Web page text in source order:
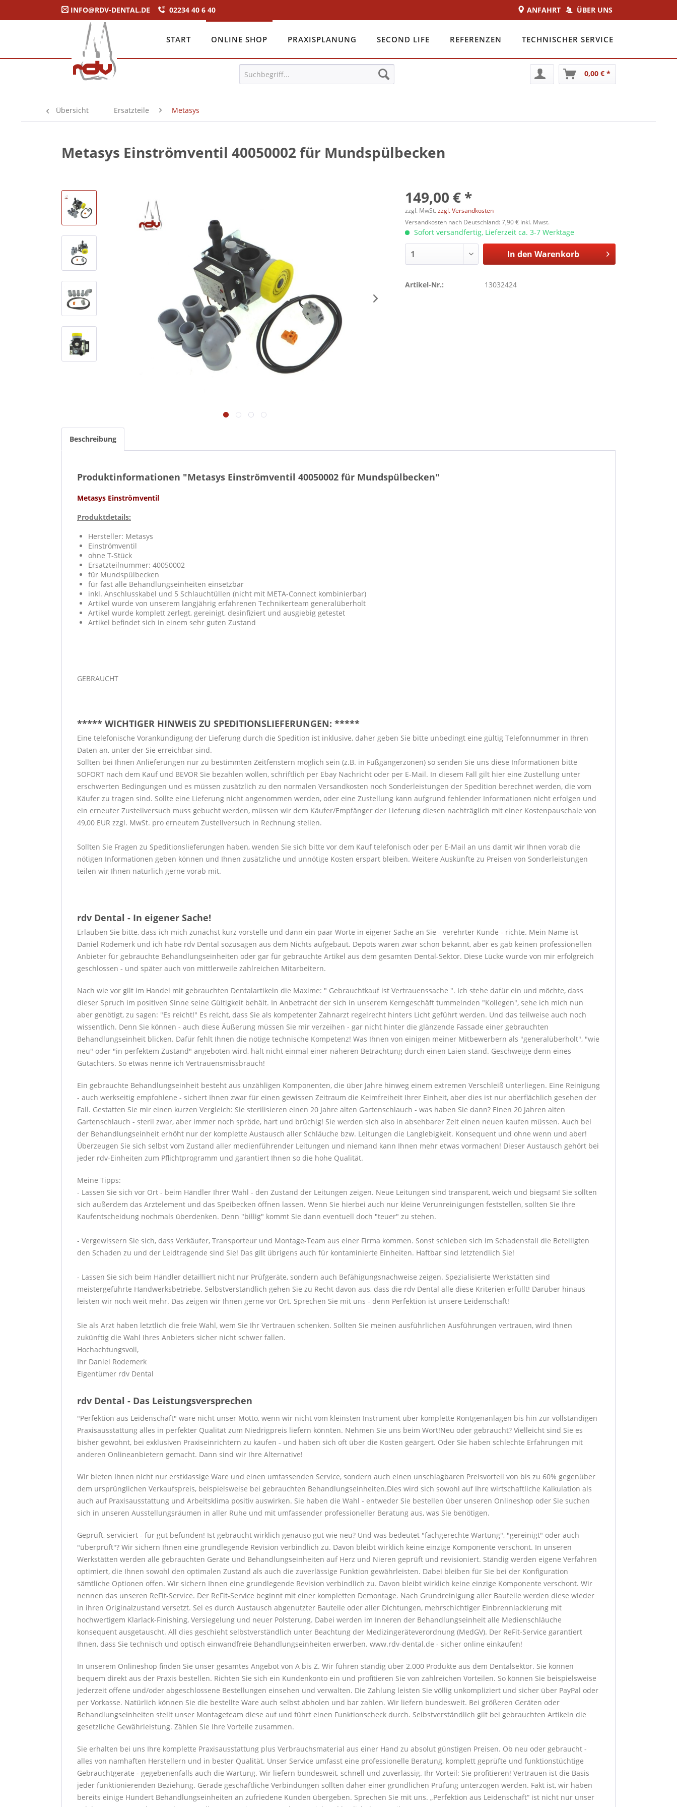
INFO@RDV-DENTAL.DE 02234 40 6 40 ÜBER UNS
ANFAHRT
START ONLINE SHOP PRAXISPLANUNG SECOND LIFE REFERENZEN TECHNISCHER SERVICE
0,00 € *
Übersicht Ersatzteile Metasys
Metasys Einströmventil 40050002 für Mundspülbecken
149,00 € *
zzgl. MwSt. zzgl. Versandkosten
Versandkosten nach Deutschland: 7,90 € inkl. Mwst.
Sofort versandfertig, Lieferzeit ca. 3-7 Werktage
In den Warenkorb
Artikel-Nr.: 13032424
Beschreibung
Produktinformationen "Metasys Einströmventil 40050002 für Mundspülbecken"
Metasys Einströmventil
Produktdetails:
Hersteller: Metasys
Einströmventil
ohne T-Stück
Ersatzteilnummer: 40050002
für Mundspülbecken
für fast alle Behandlungseinheiten einsetzbar
inkl. Anschlusskabel und 5 Schlauchtüllen (nicht mit META-Connect kombinierbar)
Artikel wurde von unserem langjährig erfahrenen Technikerteam generalüberholt
Artikel wurde komplett zerlegt, gereinigt, desinfiziert und ausgiebig getestet
Artikel befindet sich in einem sehr guten Zustand
GEBRAUCHT
***** WICHTIGER HINWEIS ZU SPEDITIONSLIEFERUNGEN: *****
Eine telefonische Vorankündigung der Lieferung durch die Spedition ist inklusive, daher geben Sie bitte unbedingt eine gültig Telefonnummer in Ihren
Daten an, unter der Sie erreichbar sind.
Sollten bei Ihnen Anlieferungen nur zu bestimmten Zeitfenstern möglich sein (z.B. in Fußgängerzonen) so senden Sie uns diese Informationen bitte
SOFORT nach dem Kauf und BEVOR Sie bezahlen wollen, schriftlich per Ebay Nachricht oder per E-Mail. In diesem Fall gilt hier eine Zustellung unter
erschwerten Bedingungen und es müssen zusätzlich zu den normalen Versandkosten noch Sonderleistungen der Spedition berechnet werden, die vom
Käufer zu tragen sind. Sollte eine Lieferung nicht angenommen werden, oder eine Zustellung kann aufgrund fehlender Informationen nicht erfolgen und
ein erneuter Zustellversuch muss gebucht werden, müssen wir dem Käufer/Empfänger der Lieferung diesen nachträglich mit einer Kostenpauschale von
49,00 EUR zzgl. MwSt. pro erneutem Zustellversuch in Rechnung stellen.
Sollten Sie Fragen zu Speditionslieferungen haben, wenden Sie sich bitte vor dem Kauf telefonisch oder per E-Mail an uns damit wir Ihnen vorab die
nötigen Informationen geben können und Ihnen zusätzliche und unnötige Kosten erspart bleiben. Weitere Auskünfte zu Preisen von Sonderleistungen
teilen wir Ihnen natürlich gerne vorab mit.
rdv Dental - In eigener Sache!
Erlauben Sie bitte, dass ich mich zunächst kurz vorstelle und dann ein paar Worte in eigener Sache an Sie - verehrter Kunde - richte. Mein Name ist
Daniel Rodemerk und ich habe rdv Dental sozusagen aus dem Nichts aufgebaut. Depots waren zwar schon bekannt, aber es gab keinen professionellen
Anbieter für gebrauchte Behandlungseinheiten oder gar für gebrauchte Artikel aus dem gesamten Dental-Sektor. Diese Lücke wurde von mir erfolgreich
geschlossen - und später auch von mittlerweile zahlreichen Mitarbeitern.
Nach wie vor gilt im Handel mit gebrauchten Dentalartikeln die Maxime: " Gebrauchtkauf ist Vertrauenssache ". Ich stehe dafür ein und möchte, dass
dieser Spruch im positiven Sinne seine Gültigkeit behält. In Anbetracht der sich in unserem Kerngeschäft tummelnden "Kollegen", sehe ich mich nun
aber genötigt, zu sagen: "Es reicht!" Es reicht, dass Sie als kompetenter Zahnarzt regelrecht hinters Licht geführt werden. Und das teilweise auch noch
wissentlich. Denn Sie können - auch diese Äußerung müssen Sie mir verzeihen - gar nicht hinter die glänzende Fassade einer gebrauchten
Behandlungseinheit blicken. Dafür fehlt Ihnen die nötige technische Kompetenz! Was Ihnen von einigen meiner Mitbewerbern als "generalüberholt", "wie
neu" oder "in perfektem Zustand" angeboten wird, hält nicht einmal einer näheren Betrachtung durch einen Laien stand. Geschweige denn eines
Gutachters. So etwas nenne ich Vertrauensmissbrauch!
Ein gebrauchte Behandlungseinheit besteht aus unzähligen Komponenten, die über Jahre hinweg einem extremen Verschleiß unterliegen. Eine Reinigung
- auch werkseitig empfohlene - sichert Ihnen zwar für einen gewissen Zeitraum die Keimfreiheit Ihrer Einheit, aber dies ist nur oberflächlich gesehen der
Fall. Gestatten Sie mir einen kurzen Vergleich: Sie sterilisieren einen 20 Jahre alten Gartenschlauch - was haben Sie dann? Einen 20 Jahren alten
Gartenschlauch - steril zwar, aber immer noch spröde, hart und brüchig! Sie werden sich also in absehbarer Zeit einen neuen kaufen müssen. Auch bei
der Behandlungseinheit erhöht nur der komplette Austausch aller Schläuche bzw. Leitungen die Langlebigkeit. Konsequent und ohne wenn und aber!
Überzeugen Sie sich selbst vom Zustand aller medienführender Leitungen und niemand kann Ihnen mehr etwas vormachen! Dieser Austausch gehört bei
jeder rdv-Einheiten zum Pflichtprogramm und garantiert Ihnen so die hohe Qualität.
Meine Tipps:
- Lassen Sie sich vor Ort - beim Händler Ihrer Wahl - den Zustand der Leitungen zeigen. Neue Leitungen sind transparent, weich und biegsam! Sie sollten
sich außerdem das Arztelement und das Speibecken öffnen lassen. Wenn Sie hierbei auch nur kleine Verunreinigungen feststellen, sollten Sie Ihre
Kaufentscheidung nochmals überdenken. Denn "billig" kommt Sie dann eventuell doch "teuer" zu stehen.
- Vergewissern Sie sich, dass Verkäufer, Transporteur und Montage-Team aus einer Firma kommen. Sonst schieben sich im Schadensfall die Beteiligten
den Schaden zu und der Leidtragende sind Sie! Das gilt übrigens auch für kontaminierte Einheiten. Haftbar sind letztendlich Sie!
- Lassen Sie sich beim Händler detailliert nicht nur Prüfgeräte, sondern auch Befähigungsnachweise zeigen. Spezialisierte Werkstätten sind
meistergeführte Handwerksbetriebe. Selbstverständlich gehen Sie zu Recht davon aus, dass die rdv Dental alle diese Kriterien erfüllt! Darüber hinaus
leisten wir noch weit mehr. Das zeigen wir Ihnen gerne vor Ort. Sprechen Sie mit uns - denn Perfektion ist unsere Leidenschaft!
Sie als Arzt haben letztlich die freie Wahl, wem Sie Ihr Vertrauen schenken. Sollten Sie meinen ausführlichen Ausführungen vertrauen, wird Ihnen
zukünftig die Wahl Ihres Anbieters sicher nicht schwer fallen.
Hochachtungsvoll,
Ihr Daniel Rodemerk
Eigentümer rdv Dental
rdv Dental - Das Leistungsversprechen
"Perfektion aus Leidenschaft" wäre nicht unser Motto, wenn wir nicht vom kleinsten Instrument über komplette Röntgenanlagen bis hin zur vollständigen
Praxisausstattung alles in perfekter Qualität zum Niedrigpreis liefern könnten. Nehmen Sie uns beim Wort!Neu oder gebraucht? Vielleicht sind Sie es
bisher gewohnt, bei exklusiven Praxiseinrichtern zu kaufen - und haben sich oft über die Kosten geärgert. Oder Sie haben schlechte Erfahrungen mit
anderen Onlineanbietern gemacht. Dann sind wir Ihre Alternative!
Wir bieten Ihnen nicht nur erstklassige Ware und einen umfassenden Service, sondern auch einen unschlagbaren Preisvorteil von bis zu 60% gegenüber
dem ursprünglichen Verkaufspreis, beispielsweise bei gebrauchten Behandlungseinheiten.Dies wird sich sowohl auf Ihre wirtschaftliche Kalkulation als
auch auf Praxisausstattung und Arbeitsklima positiv auswirken. Sie haben die Wahl - entweder Sie bestellen über unseren Onlineshop oder Sie suchen
sich in unseren Ausstellungsräumen in aller Ruhe und mit umfassender professioneller Beratung aus, was Sie benötigen.
Geprüft, serviciert - für gut befunden! Ist gebraucht wirklich genauso gut wie neu? Und was bedeutet "fachgerechte Wartung", "gereinigt" oder auch
"überprüft"? Wir sichern Ihnen eine grundlegende Revision verbindlich zu. Davon bleibt wirklich keine einzige Komponente verschont. In unseren
Werkstätten werden alle gebrauchten Geräte und Behandlungseinheiten auf Herz und Nieren geprüft und revisioniert. Ständig werden eigene Verfahren
optimiert, die Ihnen sowohl den optimalen Zustand als auch die zuverlässige Funktion gewährleisten. Dabei bleiben für Sie bei der Konfiguration
sämtliche Optionen offen. Wir sichern Ihnen eine grundlegende Revision verbindlich zu. Davon bleibt wirklich keine einzige Komponente verschont. Wir
nennen das unseren ReFit-Service. Der ReFit-Service beginnt mit einer kompletten Demontage. Nach Grundreinigung aller Bauteile werden diese wieder
in ihren Originalzustand versetzt. Sei es durch Austausch abgenutzter Bauteile oder aller Dichtungen, mehrschichtiger Einbrennlackierung mit
hochwertigem Klarlack-Finishing, Versiegelung und neuer Polsterung. Dabei werden im Inneren der Behandlungseinheit alle Medienschläuche
konsequent ausgetauscht. All dies geschieht selbstverständlich unter Beachtung der Medizingeräteverordnung (MedGV). Der ReFit-Service garantiert
Ihnen, dass Sie technisch und optisch einwandfreie Behandlungseinheiten erwerben. www.rdv-dental.de - sicher online einkaufen!
In unserem Onlineshop finden Sie unser gesamtes Angebot von A bis Z. Wir führen ständig über 2.000 Produkte aus dem Dentalsektor. Sie können
bequem direkt aus der Praxis bestellen. Richten Sie sich ein Kundenkonto ein und profitieren Sie von zahlreichen Vorteilen. So können Sie beispielsweise
jederzeit offene und/oder abgeschlossene Bestellungen einsehen und verwalten. Die Zahlung leisten Sie völlig unkompliziert und sicher über PayPal oder
per Vorkasse. Natürlich können Sie die bestellte Ware auch selbst abholen und bar zahlen. Wir liefern bundesweit. Bei größeren Geräten oder
Behandlungseinheiten stellt unser Montageteam diese auf und führt einen Funktionscheck durch. Selbstverständlich gilt bei gebrauchten Artikeln die
gesetzliche Gewährleistung. Zählen Sie Ihre Vorteile zusammen.
Sie erhalten bei uns Ihre komplette Praxisausstattung plus Verbrauchsmaterial aus einer Hand zu absolut günstigen Preisen. Ob neu oder gebraucht -
alles von namhaften Herstellern und in bester Qualität. Unser Service umfasst eine professionelle Beratung, komplett geprüfte und funktionstüchtige
Gebrauchtgeräte - gegebenenfalls auch die Wartung. Wir liefern bundesweit, schnell und zuverlässig. Ihr Vorteil: Sie profitieren! Vertrauen ist die Basis
jeder funktionierenden Beziehung. Gerade geschäftliche Verbindungen sollten daher einer gründlichen Prüfung unterzogen werden. Fakt ist, wir haben
bereits einige Hundert Behandlungseinheiten an zufriedene Kunden übergeben. Sprechen Sie mit uns. „Perfektion aus Leidenschaft“ ist nicht nur unser